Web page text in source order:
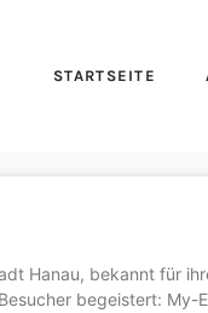
STARTSEITE
Hanau, bekannt für
begeistert: